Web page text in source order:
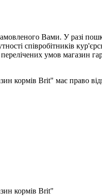
Вами. У разі
співробітників
умов магазин
кормів Brit" має право
кормів Brit"